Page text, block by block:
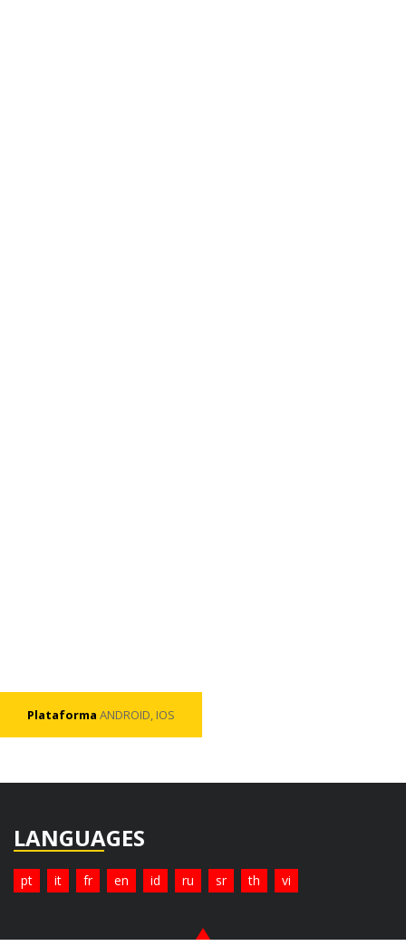
Plataforma ANDROID, IOS
LANGUAGES
pt it fr en id ru sr th vi